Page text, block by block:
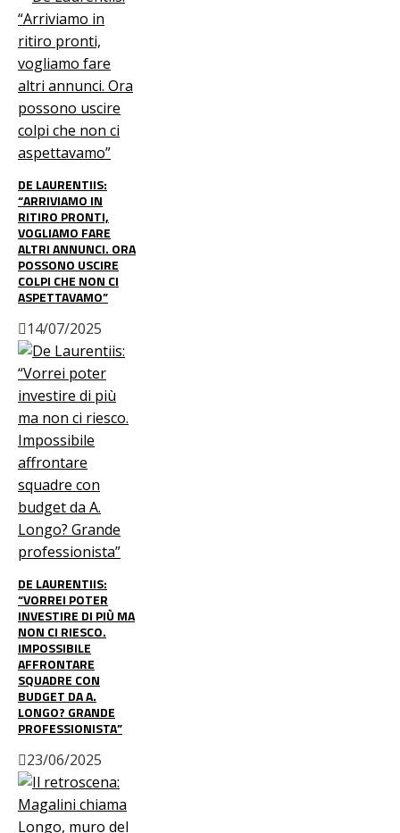
DE LAURENTIIS:
“ARRIVIAMO IN
RITIRO PRONTI,
VOGLIAMO FARE
ALTRI ANNUNCI. ORA
POSSONO USCIRE
COLPI CHE NON CI
ASPETTAVAMO”
14/07/2025
DE LAURENTIIS:
“VORREI POTER
INVESTIRE DI PIÙ MA
NON CI RIESCO.
IMPOSSIBILE
AFFRONTARE
SQUADRE CON
BUDGET DA A.
LONGO? GRANDE
PROFESSIONISTA”
23/06/2025